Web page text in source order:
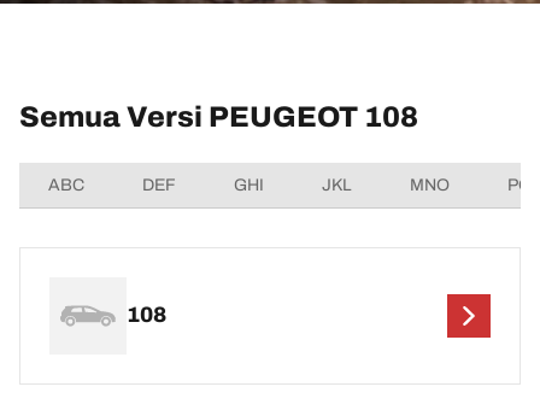
Semua Versi PEUGEOT 108
ABC DEF GHI JKL MNO
108